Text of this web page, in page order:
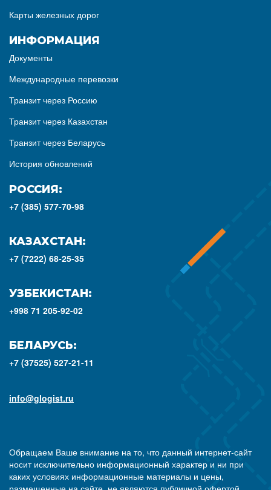
Карты железных дорог
ИНФОРМАЦИЯ
Документы
Международные перевозки
Транзит через Россию
Транзит через Казахстан
Транзит через Беларусь
История обновлений
РОССИЯ:
+7 (385) 577-70-98
КАЗАХСТАН:
+7 (7222) 68-25-35
УЗБЕКИСТАН:
+998 71 205-92-02
БЕЛАРУСЬ:
+7 (37525) 527-21-11
info@glogist.ru
Обращаем Ваше внимание на то, что данный интернет-сайт
носит исключительно информационный характер и ни при
каких условиях информационные материалы и цены,